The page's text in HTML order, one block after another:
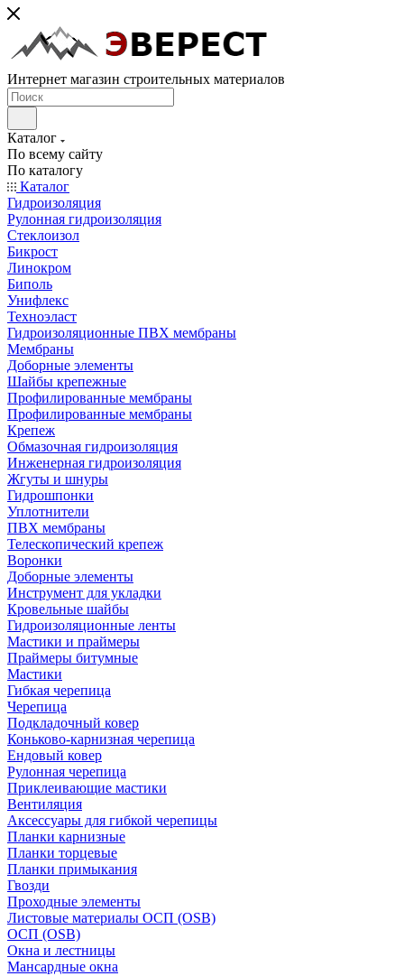
Интернет магазин строительных материалов
Каталог
По всему сайту
По каталогу
Каталог
Гидроизоляция
Рулонная гидроизоляция
Стеклоизол
Бикрост
Линокром
Биполь
Унифлекс
Техноэласт
Гидроизоляционные ПВХ мембраны
Мембраны
Доборные элементы
Шайбы крепежные
Профилированные мембраны
Профилированные мембраны
Крепеж
Обмазочная гидроизоляция
Инженерная гидроизоляция
Жгуты и шнуры
Гидрошпонки
Уплотнители
ПВХ мембраны
Телескопический крепеж
Воронки
Доборные элементы
Инструмент для укладки
Кровельные шайбы
Гидроизоляционные ленты
Мастики и праймеры
Праймеры битумные
Мастики
Гибкая черепица
Черепица
Подкладочный ковер
Коньково-карнизная черепица
Ендовый ковер
Рулонная черепица
Приклеивающие мастики
Вентиляция
Аксессуары для гибкой черепицы
Планки карнизные
Планки торцевые
Планки примыкания
Гвозди
Проходные элементы
Листовые материалы ОСП (OSB)
ОСП (OSB)
Окна и лестницы
Мансардные окна